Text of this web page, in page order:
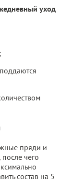
уход
пряди и
чего
состав на 5